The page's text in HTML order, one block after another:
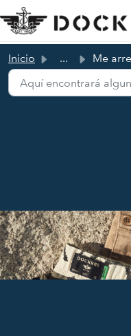
Ir al contenido principal
Inicio ... Me arrepentí